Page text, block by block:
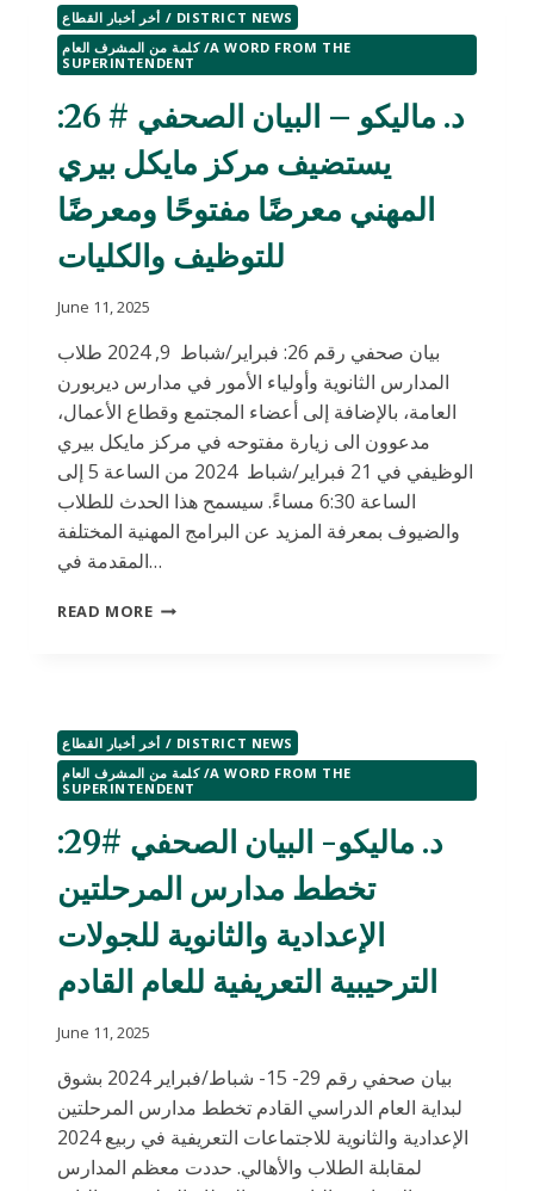
منحة
مالية
لتمويل
مساعدة
إضافية
للطلاب
أخر أخبار القطاع / DISTRICT NEWS
كلمة من المشرف العام /A WORD FROM THE
SUPERINTENDENT
د. ماليكو – البيان الصحفي # 26:
يستضيف مركز مايكل بيري
المهني معرضًا مفتوحًا ومعرضًا
للتوظيف والكليات
June 11, 2025
بيان صحفي رقم 26: فبراير/شباط 9, 2024 طلاب
المدارس الثانوية وأولياء الأمور في مدارس ديربورن
العامة، بالإضافة إلى أعضاء المجتمع وقطاع الأعمال،
مدعوون الى زيارة مفتوحه في مركز مايكل بيري
الوظيفي في 21 فبراير/شباط 2024 من الساعة 5 إلى
الساعة 6:30 مساءً. سيسمح هذا الحدث للطلاب
والضيوف بمعرفة المزيد عن البرامج المهنية المختلفة
المقدمة في…
READ MOREد.
#
26:
يستضيف
مركز
بيري
معرضًا
مفتوحًا
ومعرضًا
للتوظيف
والكليات
أخر أخبار القطاع / DISTRICT NEWS
كلمة من المشرف العام /A WORD FROM THE
SUPERINTENDENT
د. ماليكو- البيان الصحفي #29:
تخطط مدارس المرحلتين
الإعدادية والثانوية للجولات
الترحيبية التعريفية للعام القادم
June 11, 2025
بيان صحفي رقم 29- 15- شباط/فبراير 2024 بشوق
لبداية العام الدراسي القادم تخطط مدارس المرحلتين
الإعدادية والثانوية للاجتماعات التعريفية في ربيع 2024
لمقابلة الطلاب والأهالي. حددت معظم المدارس